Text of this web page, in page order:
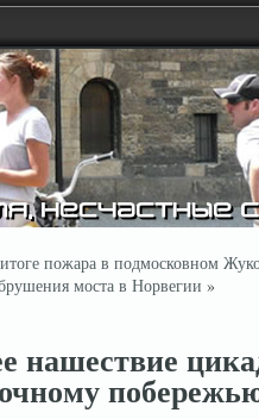
пожара в подмосковном
моста в Норвегии »
нашествие